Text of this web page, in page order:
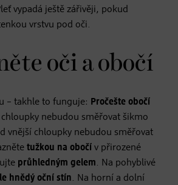
vypadá ještě zářivěji, pokud
vrstvu pod oči.
oči a obočí
– takhle to funguje: Pročešte obočí
nebudou směřovat šikmo
vnější chloupky nebudou směřovat
tužkou na obočí v přirozené
průhledným gelem. Na pohyblivé
hnědý oční stín. Na horní a dolní